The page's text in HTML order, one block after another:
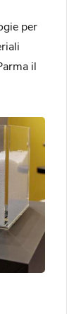
per
il